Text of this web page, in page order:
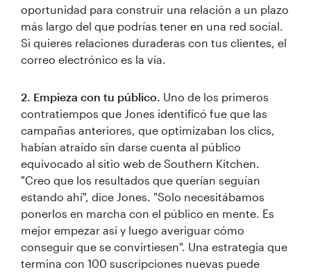
oportunidad para construir una relación a un plazo
más largo del que podrías tener en una red social.
Si quieres relaciones duraderas con tus clientes, el
correo electrónico es la vía.
2. Empieza con tu público. Uno de los primeros
contratiempos que Jones identificó fue que las
campañas anteriores, que optimizaban los clics,
habían atraído sin darse cuenta al público
equivocado al sitio web de Southern Kitchen.
"Creo que los resultados que querían seguían
estando ahí", dice Jones. "Solo necesitábamos
ponerlos en marcha con el público en mente. Es
mejor empezar así y luego averiguar cómo
conseguir que se convirtiesen". Una estrategia que
termina con 100 suscripciones nuevas puede